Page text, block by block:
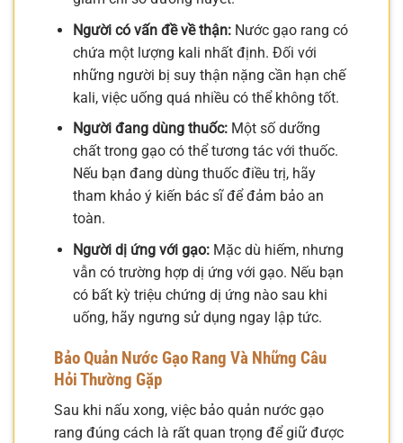
Người có vấn đề về thận:Nước gạo rang có
chứa một lượng kali nhất định. Đối với
những người bị suy thận nặng cần hạn chế
kali, việc uống quá nhiều có thể không tốt.
Người đang dùng thuốc:Một số dưỡng
chất trong gạo có thể tương tác với thuốc.
Nếu bạn đang dùng thuốc điều trị, hãy
tham khảo ý kiến bác sĩ để đảm bảo an
toàn.
Người dị ứng với gạo:Mặc dù hiếm, nhưng
vẫn có trường hợp dị ứng với gạo. Nếu bạn
có bất kỳ triệu chứng dị ứng nào sau khi
uống, hãy ngưng sử dụng ngay lập tức.
Bảo Quản Nước Gạo Rang Và Những Câu
Hỏi Thường Gặp
Sau khi nấu xong, việc bảo quản nước gạo
rang đúng cách là rất quan trọng để giữ được